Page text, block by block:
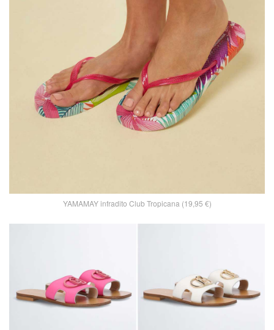
YAMAMAY infradito Club Tropicana (19,95 €)